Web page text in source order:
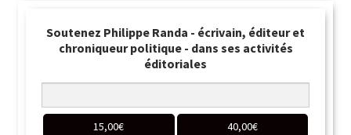
Soutenez Philippe Randa - écrivain, éditeur et
chroniqueur politique - dans ses activités
éditoriales
15,00€ 40,00€